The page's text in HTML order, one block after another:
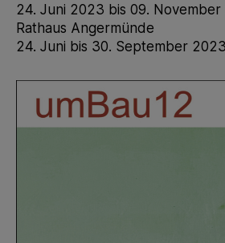
24. Juni 2023 bis 09.
Rathaus Angermünde
24. Juni bis 30. September 2023